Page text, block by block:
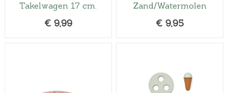
Takelwagen 17 cm.
€ 9,99
Zand/Watermolen
€ 9,95